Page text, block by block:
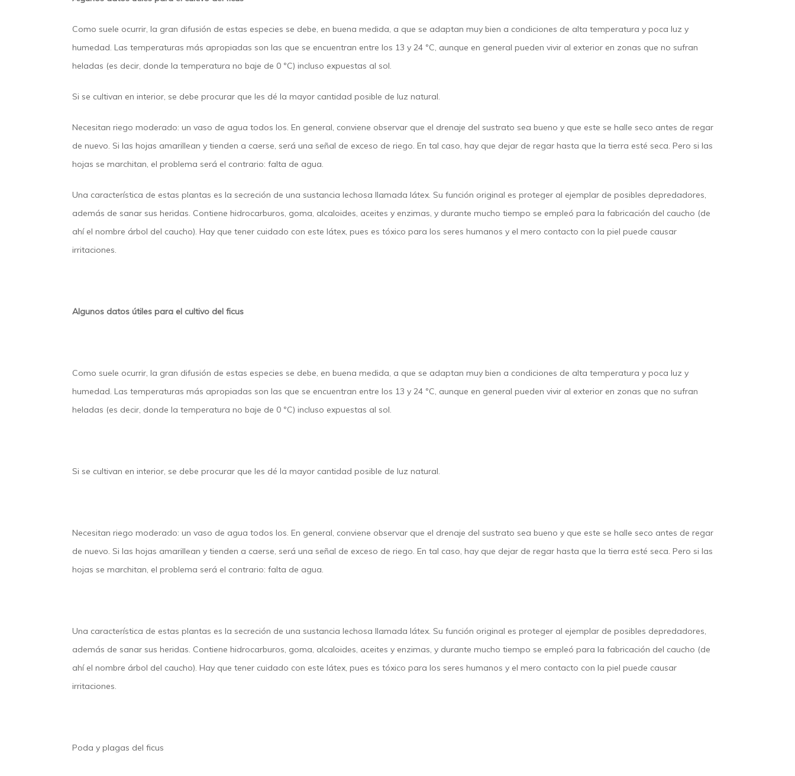
Como suele ocurrir, la gran difusión de estas especies se debe, en buena medida, a que se adaptan muy bien a condiciones de alta temperatura y poca luz y
humedad. Las temperaturas más apropiadas son las que se encuentran entre los 13 y 24 ºC, aunque en general pueden vivir al exterior en zonas que no sufran
heladas (es decir, donde la temperatura no baje de 0 ºC) incluso expuestas al sol.
Si se cultivan en interior, se debe procurar que les dé la mayor cantidad posible de luz natural.
Necesitan riego moderado: un vaso de agua todos los. En general, conviene observar que el drenaje del sustrato sea bueno y que este se halle seco antes de regar
de nuevo. Si las hojas amarillean y tienden a caerse, será una señal de exceso de riego. En tal caso, hay que dejar de regar hasta que la tierra esté seca. Pero si las
hojas se marchitan, el problema será el contrario: falta de agua.
Una característica de estas plantas es la secreción de una sustancia lechosa llamada látex. Su función original es proteger al ejemplar de posibles depredadores,
además de sanar sus heridas. Contiene hidrocarburos, goma, alcaloides, aceites y enzimas, y durante mucho tiempo se empleó para la fabricación del caucho (de
ahí el nombre árbol del caucho). Hay que tener cuidado con este látex, pues es tóxico para los seres humanos y el mero contacto con la piel puede causar
irritaciones.
Algunos datos útiles para el cultivo del ficus
Como suele ocurrir, la gran difusión de estas especies se debe, en buena medida, a que se adaptan muy bien a condiciones de alta temperatura y poca luz y
humedad. Las temperaturas más apropiadas son las que se encuentran entre los 13 y 24 ºC, aunque en general pueden vivir al exterior en zonas que no sufran
heladas (es decir, donde la temperatura no baje de 0 ºC) incluso expuestas al sol.
Si se cultivan en interior, se debe procurar que les dé la mayor cantidad posible de luz natural.
Necesitan riego moderado: un vaso de agua todos los. En general, conviene observar que el drenaje del sustrato sea bueno y que este se halle seco antes de regar
de nuevo. Si las hojas amarillean y tienden a caerse, será una señal de exceso de riego. En tal caso, hay que dejar de regar hasta que la tierra esté seca. Pero si las
hojas se marchitan, el problema será el contrario: falta de agua.
Una característica de estas plantas es la secreción de una sustancia lechosa llamada látex. Su función original es proteger al ejemplar de posibles depredadores,
además de sanar sus heridas. Contiene hidrocarburos, goma, alcaloides, aceites y enzimas, y durante mucho tiempo se empleó para la fabricación del caucho (de
ahí el nombre árbol del caucho). Hay que tener cuidado con este látex, pues es tóxico para los seres humanos y el mero contacto con la piel puede causar
irritaciones.
Poda y plagas del ficus